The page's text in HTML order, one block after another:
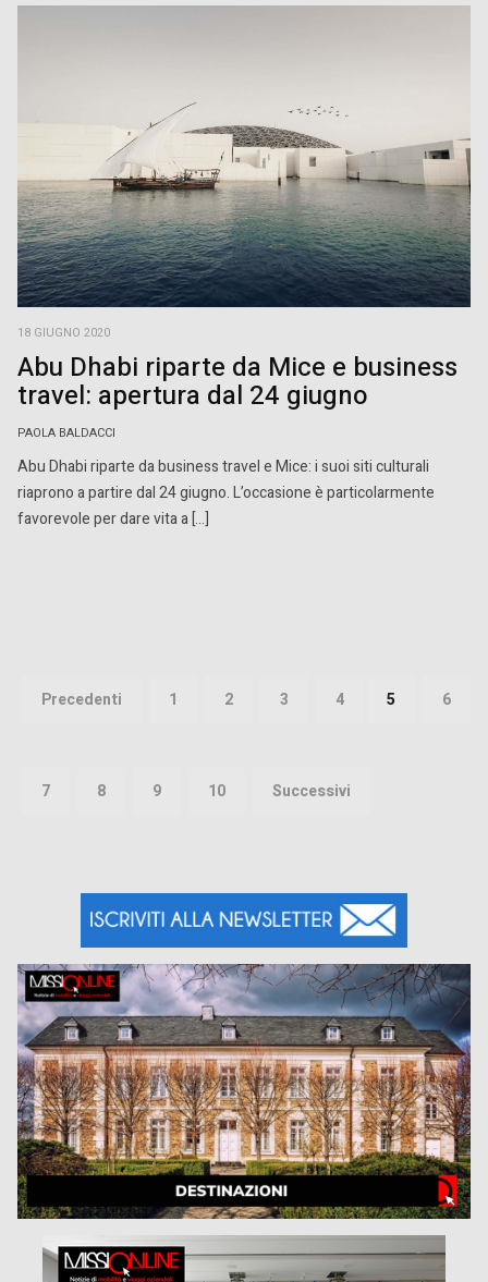
18 GIUGNO 2020
Abu Dhabi riparte da Mice e business
travel: apertura dal 24 giugno
PAOLA BALDACCI
Abu Dhabi riparte da business travel e Mice: i suoi siti culturali
riaprono a partire dal 24 giugno. L’occasione è particolarmente
favorevole per dare vita a […]
degli
articoli
Precedenti 1 2 3 4 5 6
7 8 9 10 Successivi